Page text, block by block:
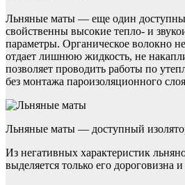
Льняные маты — еще один
свойственны высокие тепло- и
параметры. Органическое волокно
отдает лишнюю жидкость, не
позволяет проводить работы по
без монтажа пароизоляционного
Льняные маты — доступный
Из негативных характеристик
выделяется только его дороговизна